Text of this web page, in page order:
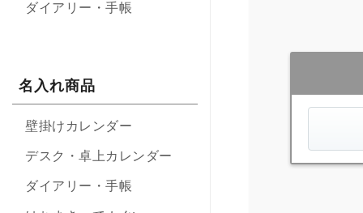
ダイアリー・手帳
名入れ商品
壁掛けカレンダー
デスク・卓上カレンダー
ダイアリー・手帳